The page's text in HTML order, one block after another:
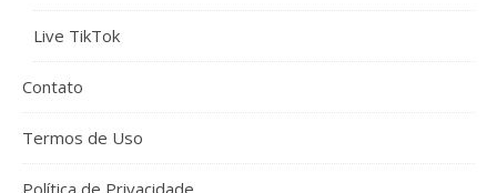
Live TikTok
Contato
Termos de Uso